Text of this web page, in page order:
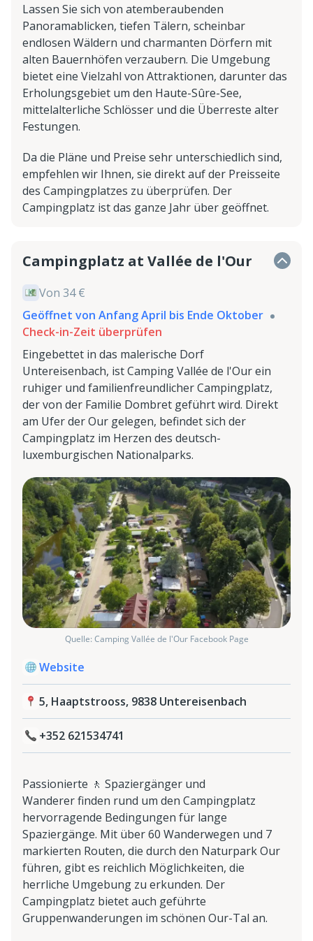
Lassen Sie sich von atemberaubenden
Panoramablicken, tiefen Tälern, scheinbar
endlosen Wäldern und charmanten Dörfern mit
alten Bauernhöfen verzaubern. Die Umgebung
bietet eine Vielzahl von Attraktionen, darunter das
Erholungsgebiet um den Haute-Sûre-See,
mittelalterliche Schlösser und die Überreste alter
Festungen.
Da die Pläne und Preise sehr unterschiedlich sind,
empfehlen wir Ihnen, sie direkt auf der Preisseite
des Campingplatzes zu überprüfen. Der
Campingplatz ist das ganze Jahr über geöffnet.
Campingplatz at Vallée de l'Our
Von 34 €
Geöffnet von Anfang April bis Ende Oktober
Check-in-Zeit überprüfen
Eingebettet in das malerische Dorf
Untereisenbach, ist Camping Vallée de l'Our ein
ruhiger und familienfreundlicher Campingplatz,
der von der Familie Dombret geführt wird. Direkt
am Ufer der Our gelegen, befindet sich der
Campingplatz im Herzen des deutsch-
luxemburgischen Nationalparks.
Quelle: Camping Vallée de l'Our Facebook Page
Website
5, Haaptstrooss, 9838 Untereisenbach
+352 621534741
Passionierte 🚶 Spaziergänger und
Wanderer finden rund um den Campingplatz
hervorragende Bedingungen für lange
Spaziergänge. Mit über 60 Wanderwegen und 7
markierten Routen, die durch den Naturpark Our
führen, gibt es reichlich Möglichkeiten, die
herrliche Umgebung zu erkunden. Der
Campingplatz bietet auch geführte
Gruppenwanderungen im schönen Our-Tal an.